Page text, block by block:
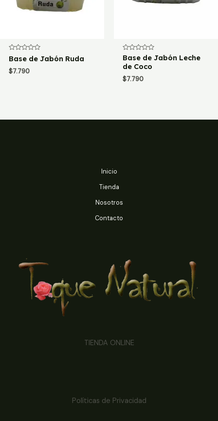
Valorado
con
0
de
Base de Jabón Ruda
$7.790
Valorado
con
0
5
Base de Jabón Leche
de Coco
$7.790
Inicio
Tienda
Nosotros
Contacto
TIENDA ONLINE
Políticas de Privacidad